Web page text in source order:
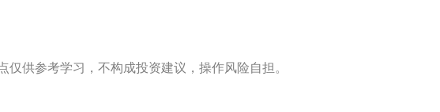
仅供参考学习，不构成投资建议，操作风险自担。